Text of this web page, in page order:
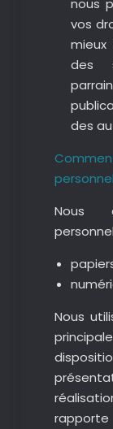
nous
vos
des
des
Nous
Nous